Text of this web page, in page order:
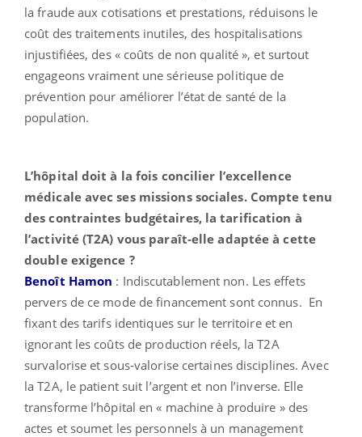
la fraude aux cotisations et prestations, réduisons le
coût des traitements inutiles, des hospitalisations
injustifiées, des « coûts de non qualité », et surtout
engageons vraiment une sérieuse politique de
prévention pour améliorer l’état de santé de la
population.
L’hôpital doit à la fois concilier l’excellence
médicale avec ses missions sociales. Compte tenu
des contraintes budgétaires, la tarification à
l’activité (T2A) vous paraît-elle adaptée à cette
double exigence ?
Benoît Hamon : Indiscutablement non. Les effets
pervers de ce mode de financement sont connus. En
fixant des tarifs identiques sur le territoire et en
ignorant les coûts de production réels, la T2A
survalorise et sous-valorise certaines disciplines. Avec
la T2A, le patient suit l’argent et non l’inverse. Elle
transforme l’hôpital en « machine à produire » des
actes et soumet les personnels à un management